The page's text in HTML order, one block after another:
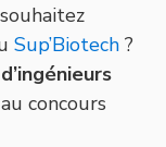
Sup’Biotech ?
concours